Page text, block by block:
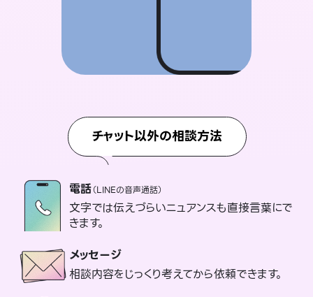
チャット以外の相談方法
電話（LINEの音声通話）
文字では伝えづらいニュアンスも直接言葉にで
きます。
メッセージ
相談内容をじっくり考えてから依頼できます。